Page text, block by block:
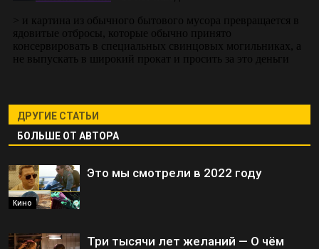
ДРУГИЕ СТАТЬИ
БОЛЬШЕ ОТ АВТОРА
Кино
Это мы смотрели в 2022 году
Три тысячи лет желаний — О чём